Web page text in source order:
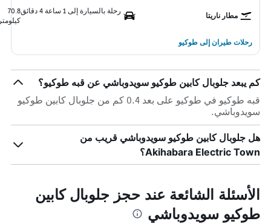
مطار ناريتا
رحلة بالسيارة إلى 1 ساعة 4 دقائق
70.8
رحلات طيران إلى طوكيو
كم يبعد جلوبال كابين طوكيو سويدوباشي عن قبه طوكيو؟
قبه طوكيو في طوكيو على بعد 0.4 كم من جلوبال كابين طوكيو
سويدوباشي.
هل جلوبال كابين طوكيو سويدوباشي قريب من
Akihabara Electric Town؟
الأسئلة الشائعة عند حجز جلوبال كابين
طوكيو سويدوباشي